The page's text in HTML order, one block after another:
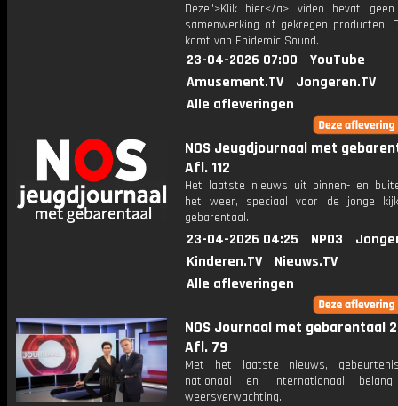
Deze">Klik hier</a> video bevat
samenwerking of gekregen producten.
komt van Epidemic Sound.
23-04-2026 07:00
YouTube
Amusement.TV
Jongeren.TV
Alle afleveringen
NOS Jeugdjournaal met
Afl. 112
Het laatste nieuws uit binnen- en
het weer, speciaal voor de jonge
gebarentaal.
23-04-2026 04:25 NPO3
Kinderen.TV
Nieuws.TV
Alle afleveringen
NOS Journaal met gebarentaal
Afl. 79
Met het laatste nieuws,
nationaal en internationaal
weersverwachting.